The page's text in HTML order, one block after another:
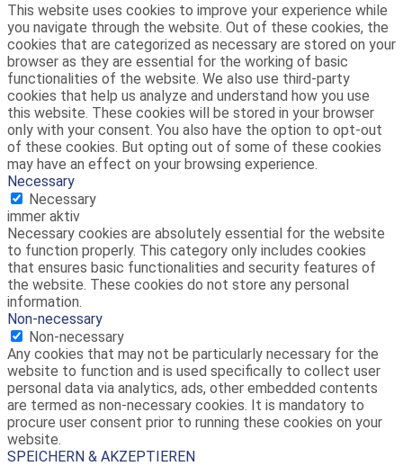
This website uses cookies to improve your experience while
you navigate through the website. Out of these cookies, the
cookies that are categorized as necessary are stored on your
browser as they are essential for the working of basic
functionalities of the website. We also use third-party
cookies that help us analyze and understand how you use
this website. These cookies will be stored in your browser
only with your consent. You also have the option to opt-out
of these cookies. But opting out of some of these cookies
may have an effect on your browsing experience.
Necessary
Necessary
immer aktiv
Necessary cookies are absolutely essential for the website
to function properly. This category only includes cookies
that ensures basic functionalities and security features of
the website. These cookies do not store any personal
information.
Non-necessary
Non-necessary
Any cookies that may not be particularly necessary for the
website to function and is used specifically to collect user
personal data via analytics, ads, other embedded contents
are termed as non-necessary cookies. It is mandatory to
procure user consent prior to running these cookies on your
website.
SPEICHERN & AKZEPTIEREN